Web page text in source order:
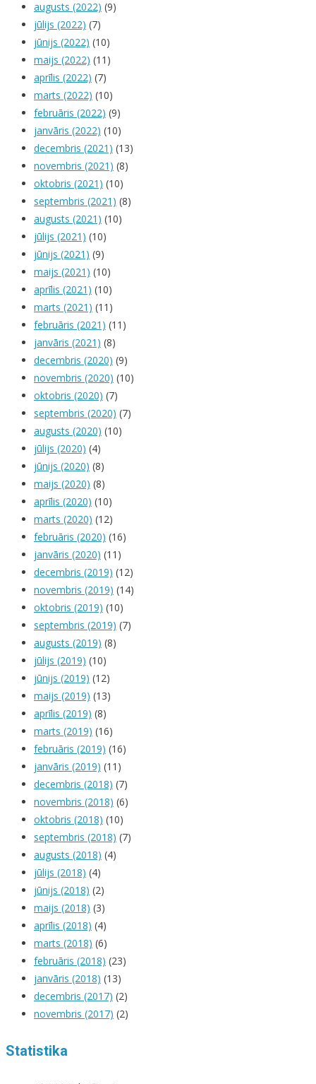
augusts (2022) (9)
jūlijs (2022) (7)
jūnijs (2022) (10)
maijs (2022) (11)
aprīlis (2022) (7)
marts (2022) (10)
februāris (2022) (9)
janvāris (2022) (10)
decembris (2021) (13)
novembris (2021) (8)
oktobris (2021) (10)
septembris (2021) (8)
augusts (2021) (10)
jūlijs (2021) (10)
jūnijs (2021) (9)
maijs (2021) (10)
aprīlis (2021) (10)
marts (2021) (11)
februāris (2021) (11)
janvāris (2021) (8)
decembris (2020) (9)
novembris (2020) (10)
oktobris (2020) (7)
septembris (2020) (7)
augusts (2020) (10)
jūlijs (2020) (4)
jūnijs (2020) (8)
maijs (2020) (8)
aprīlis (2020) (10)
marts (2020) (12)
februāris (2020) (16)
janvāris (2020) (11)
decembris (2019) (12)
novembris (2019) (14)
oktobris (2019) (10)
septembris (2019) (7)
augusts (2019) (8)
jūlijs (2019) (10)
jūnijs (2019) (12)
maijs (2019) (13)
aprīlis (2019) (8)
marts (2019) (16)
februāris (2019) (16)
janvāris (2019) (11)
decembris (2018) (7)
novembris (2018) (6)
oktobris (2018) (10)
septembris (2018) (7)
augusts (2018) (4)
jūlijs (2018) (4)
jūnijs (2018) (2)
maijs (2018) (3)
aprīlis (2018) (4)
marts (2018) (6)
februāris (2018) (23)
janvāris (2018) (13)
decembris (2017) (2)
novembris (2017) (2)
Statistika